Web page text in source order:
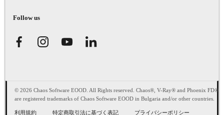
Follow us
© 2026 Chaos Software EOOD. All Rights reserved. Chaos®, V-Ray® and Phoenix FD®
are registered trademarks of Chaos Software EOOD in Bulgaria and/or other countries.
利用規約 特定商取引法に基づく表記
プライバシーポリシー